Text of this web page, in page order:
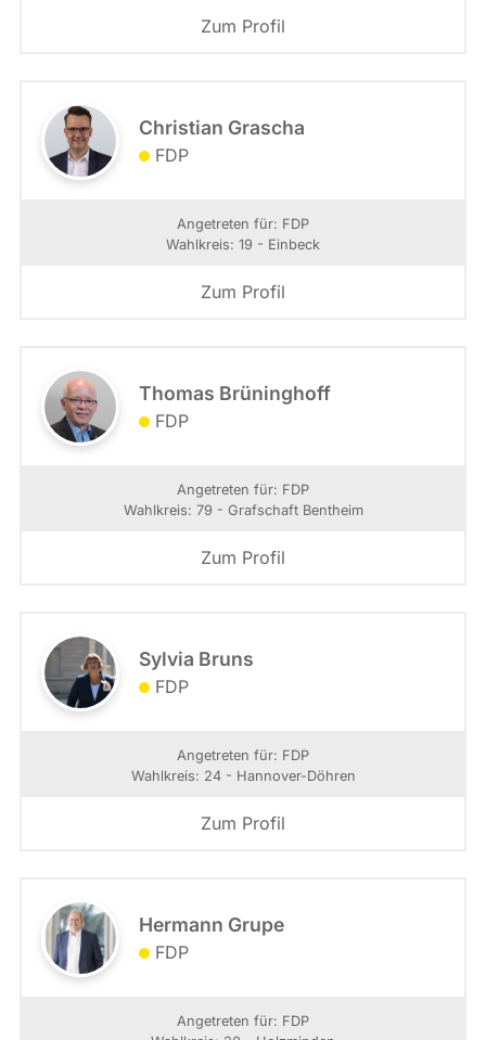
Zum Profil
Christian Grascha
FDP
Angetreten für: FDP
Wahlkreis: 19 - Einbeck
Zum Profil
Thomas Brüninghoff
FDP
Angetreten für: FDP
Wahlkreis: 79 - Grafschaft Bentheim
Zum Profil
Sylvia Bruns
FDP
Angetreten für: FDP
Wahlkreis: 24 - Hannover-Döhren
Zum Profil
Hermann Grupe
FDP
Angetreten für: FDP